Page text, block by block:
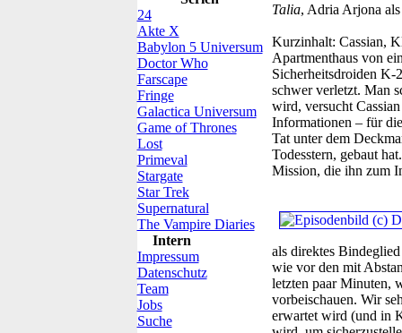
24
Akte X
Babylon 5 Universum
Doctor Who
Farscape
Fringe
Galactica Universum
Game of Thrones
Lost
Primeval
Stargate
Star Trek
Supernatural
The Vampire Diaries
Intern
Impressum
Datenschutz
Team
Jobs
Suche
Talia, Adria Arjona als
Kurzinhalt: Cassian,
Apartmenthaus von
Sicherheitsdroiden K-
schwer verletzt. Man
wird, versucht
Informationen – für
Tat unter dem
Todesstern, gebaut
Mission, die ihn zum
als direktes
wie vor den mit
letzten paar Minuten,
vorbeischauen. Wir
erwartet wird (und in